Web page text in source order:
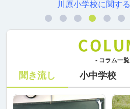
川原小学校に関す
- コラム一
聞き流し 小中学校